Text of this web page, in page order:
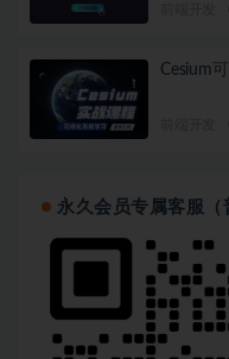
Cesium
永久会员专属客服（